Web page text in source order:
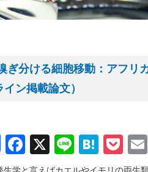
分ける細胞移動：アフリ
ン掲載論文）
Facebook
X Line
学と言えばカエルやイモリの両生